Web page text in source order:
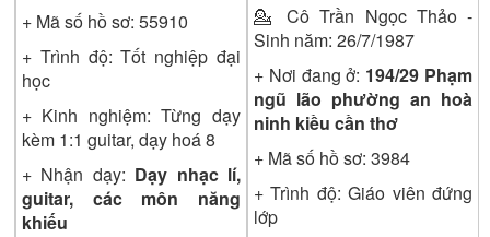
+ Mã số hồ sơ: 55910
+ Trình độ:Tốt nghiệp đại
học
+ Kinh nghiệm: Từng dạy
kèm 1:1 guitar, dạy hoá 8
+ Nhận dạy: Dạy nhạc lí,
guitar, các môn năng
khiếu
💁Cô Trần Ngọc Thảo -
Sinh năm: 26/7/1987
+ Nơi đang ở: 194/29 Phạm
ngũ lão phường an hoà
ninh kiều cần thơ
+ Mã số hồ sơ: 3984
+ Trình độ:Giáo viên đứng
lớp